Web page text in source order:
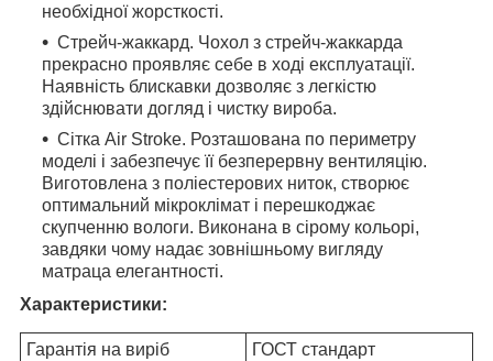
необхідної жорсткості.
Стрейч-жаккард. Чохол з стрейч-жаккарда
прекрасно проявляє себе в ході експлуатації.
Наявність блискавки дозволяє з легкістю
здійснювати догляд і чистку вироба.
Сітка Air Stroke. Розташована по периметру
моделі і забезпечує її безперервну вентиляцію.
Виготовлена ​​з поліестерових ниток, створює
оптимальний мікроклімат і перешкоджає
скупченню вологи. Виконана в сірому кольорі,
завдяки чому надає зовнішньому вигляду
матраца елегантності.
Характеристики:
Гарантія на виріб
ГОСТ стандарт